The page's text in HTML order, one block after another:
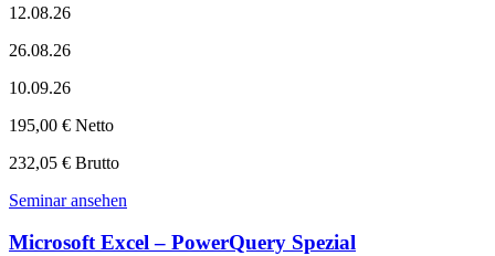
12.08.26
26.08.26
10.09.26
195,00 € Netto
232,05 € Brutto
Seminar ansehen
Microsoft Excel – PowerQuery Spezial